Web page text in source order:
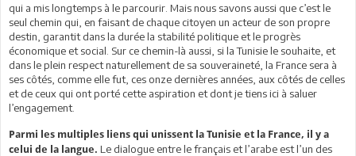
qui a mis longtemps à le parcourir. Mais nous savons aussi que c’est le
seul chemin qui, en faisant de chaque citoyen un acteur de son propre
destin, garantit dans la durée la stabilité politique et le progrès
économique et social. Sur ce chemin-là aussi, si la Tunisie le souhaite, et
dans le plein respect naturellement de sa souveraineté, la France sera à
ses côtés, comme elle fut, ces onze dernières années, aux côtés de celles
et de ceux qui ont porté cette aspiration et dont je tiens ici à saluer
l’engagement.
Parmi les multiples liens qui unissent la Tunisie et la France, il y a
celui de la langue. Le dialogue entre le français et l’arabe est l’un des